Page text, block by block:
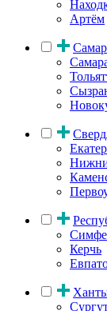
Артём
Керчь